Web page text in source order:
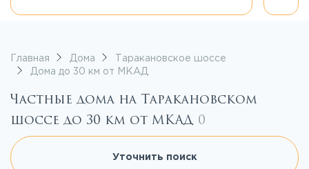
Главная Дома
Таракановское шоссе
Дома до 30 км от МКАД
Частные дома на Таракановском
шоссе до 30 км от МКАД 0
Уточнить поиск